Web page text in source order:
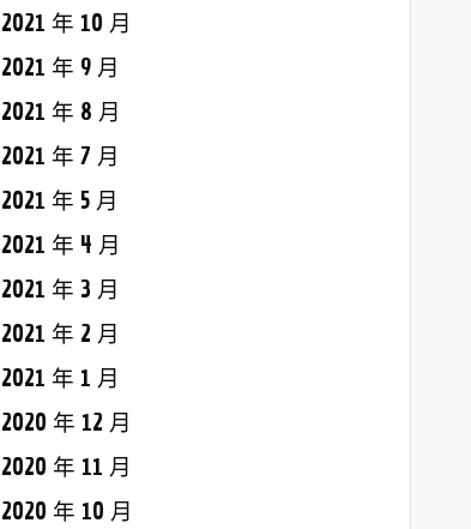
2021 年 10 月
2021 年 9 月
2021 年 8 月
2021 年 7 月
2021 年 5 月
2021 年 4 月
2021 年 3 月
2021 年 2 月
2021 年 1 月
2020 年 12 月
2020 年 11 月
2020 年 10 月